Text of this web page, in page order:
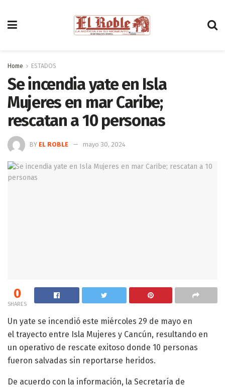
Home ESTADOS
Se incendia yate en Isla
Mujeres en mar Caribe;
rescatan a 10 personas
BY EL ROBLE mayo 30, 2024
0
SHARES
Un yate se incendió este miércoles 29 de mayo en
el trayecto entre Isla Mujeres y Cancún, resultando en
un operativo de rescate exitoso donde 10 personas
fueron salvadas sin reportarse heridos.
De acuerdo con la información, la Secretaría de